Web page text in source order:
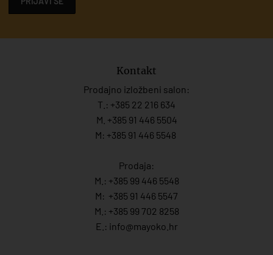
Kontakt
Prodajno izložbeni salon:
T.: +385 22 216 634
M. +385 91 446 5504
M: +385 91 446 5548
Prodaja:
M.: +385 99 446 5548
M: +385 91 446 5547
M.: +385 99 702 8258
E.: info@mayoko. hr